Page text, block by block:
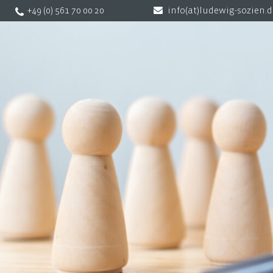
+49 (0) 561 70 00 20 info(at)ludewig-